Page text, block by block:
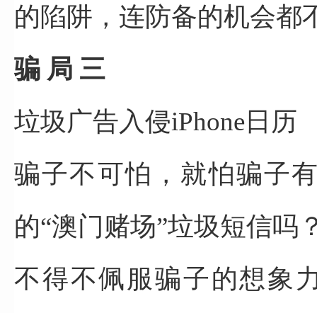
的陷阱，连防备的机会都
骗 局 三
垃圾广告入侵iPhone日历
骗子不可怕，就怕骗子
的“澳门赌场”垃圾短信吗
不得不佩服骗子的想象